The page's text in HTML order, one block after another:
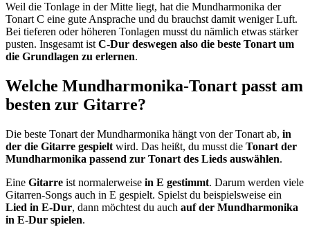
Weil die Tonlage in der Mitte liegt, hat die Mundharmonika der
Tonart C eine gute Ansprache und du brauchst damit weniger Luft.
Bei tieferen oder höheren Tonlagen musst du nämlich etwas stärker
pusten. Insgesamt ist C-Dur deswegen also die beste Tonart um
die Grundlagen zu erlernen.
Welche Mundharmonika-Tonart passt am
besten zur Gitarre?
Die beste Tonart der Mundharmonika hängt von der Tonart ab, in
der die Gitarre gespielt wird. Das heißt, du musst die Tonart der
Mundharmonika passend zur Tonart des Lieds auswählen.
Eine Gitarre ist normalerweise in E gestimmt. Darum werden viele
Gitarren-Songs auch in E gespielt. Spielst du beispielsweise ein
Lied in E-Dur, dann möchtest du auch auf der Mundharmonika
in E-Dur spielen.